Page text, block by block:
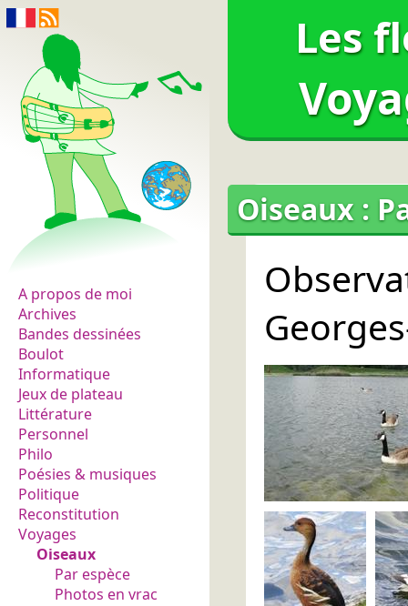
Les fleurs du normal
A propos de moi
Archives
Bandes dessinées
Boulot
Informatique
Jeux de plateau
Littérature
Personnel
Philo
Poésies & musiques
Politique
Reconstitution
Voyages
Oiseaux
Par espèce
Photos en vrac
Les
Oiseaux :